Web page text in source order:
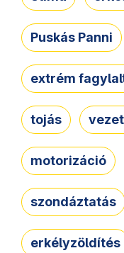
Puskás Panni
extrém
tojás
motorizáció
szondáztatás
erkélyzöldítés